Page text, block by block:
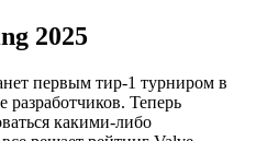
2025
первым тир-1 турниром в
разработчиков. Теперь
какими-либо